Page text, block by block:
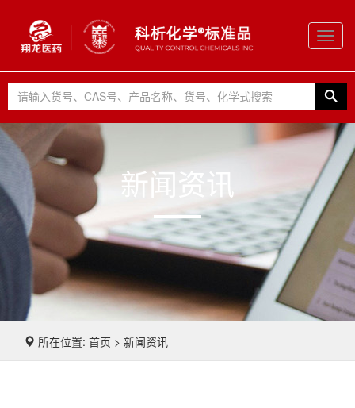
新闻资讯
所在位置: 首页 > 新闻资讯